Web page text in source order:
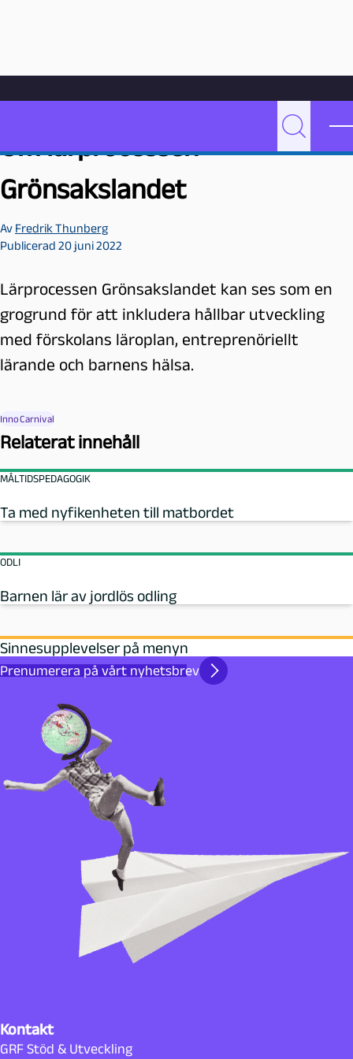
Hoppa till innehåll
e
a
o
g
a
m
ö
Sök
Om lärprocessen
Grönsakslandet
Av Fredrik Thunberg
Publicerad 20 juni 2022
Lärprocessen Grönsakslandet kan ses som en
grogrund för att inkludera hållbar utveckling
med förskolans läroplan, entreprenöriellt
lärande och barnens hälsa.
InnoCarnival
Relaterat innehåll
MÅLTIDSPEDAGOGIK
Ta med nyfikenheten till matbordet
ODLI
Barnen lär av jordlös odling
Sinnesupplevelser på menyn
Prenumerera på vårt nyhetsbrev
Kontakt
GRF Stöd & Utveckling